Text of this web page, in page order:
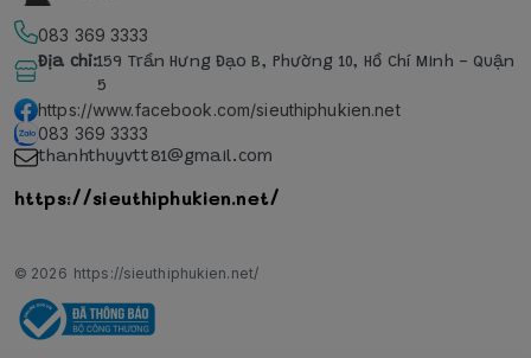
083 369 3333
Địa chỉ:159 Trần Hưng Đạo B, Phường 10, Hồ Chí Minh - Quận
5
https://www.facebook.com/sieuthiphukien.net
083 369 3333
thanhthuyvtt81@gmail.com
https://sieuthiphukien.net/
© 2026 https://sieuthiphukien.net/